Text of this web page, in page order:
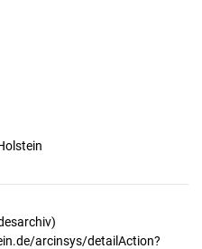
arcinsys/detailAction?